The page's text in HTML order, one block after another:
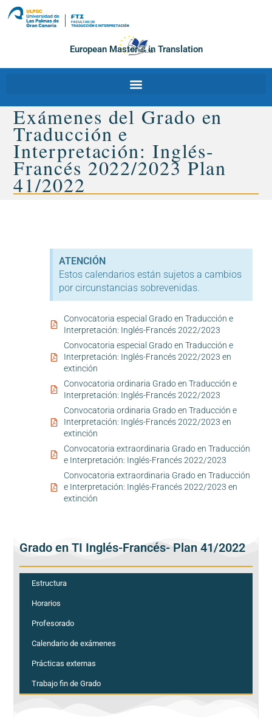
European Master´s in Translation
Exámenes del Grado en
Traducción e
Interpretación: Inglés-
Francés 2022/2023 Plan
41/2022
ATENCIÓN
Estos calendarios están sujetos a cambios
por circunstancias sobrevenidas.
Convocatoria especial Grado en Traducción e
Interpretación: Inglés-Francés 2022/2023
Convocatoria especial Grado en Traducción e
Interpretación: Inglés-Francés 2022/2023 en
extinción
Convocatoria ordinaria Grado en Traducción e
Interpretación: Inglés-Francés 2022/2023
Convocatoria ordinaria Grado en Traducción e
Interpretación: Inglés-Francés 2022/2023 en
extinción
Convocatoria extraordinaria Grado en Traducción
e Interpretación: Inglés-Francés 2022/2023
Convocatoria extraordinaria Grado en Traducción
e Interpretación: Inglés-Francés 2022/2023 en
extinción
Grado en TI Inglés-Francés- Plan 41/2022
Estructura
Horarios
Profesorado
Calendario de exámenes
Prácticas externas
Trabajo fin de Grado